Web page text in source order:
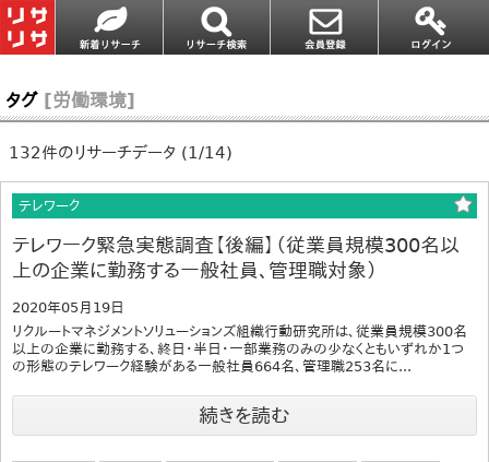
タグ [労働環境]
132件のリサーチデータ (1/14)
テレワーク
テレワーク緊急実態調査【後編】（従業員規模300名以
上の企業に勤務する一般社員、管理職対象）
2020年05月19日
リクルートマネジメントソリューションズ組織行動研究所は、従業員規模300名
以上の企業に勤務する、終日・半日・一部業務のみの少なくともいずれか1つ
の形態のテレワーク経験がある一般社員664名、管理職253名に...
続きを読む